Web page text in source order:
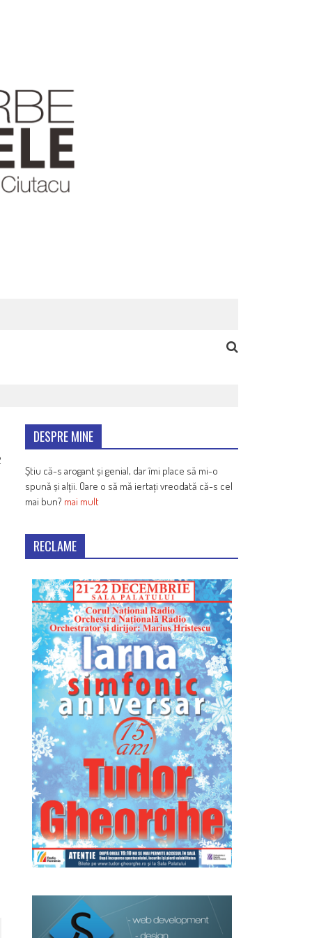
DESPRE MINE
Știu că-s arogant și genial, dar îmi place să mi-o
spună și alții. Oare o să mă iertați vreodată că-s cel
mai bun? mai mult
RECLAME